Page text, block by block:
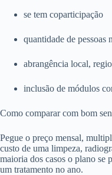
se tem coparticipação
quantidade de pessoas
abrangência local,
inclusão de módulos
Como comparar com bom
Pegue o preço mensal,
custo de uma limpeza,
maioria dos casos o plano se
um tratamento no ano.